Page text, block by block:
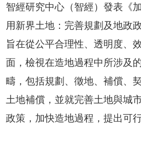
智經研究中心（智經）發表《
用新界土地：完善規劃及地政
旨在從公平合理性、透明度、
面，檢視在造地過程中所涉及
疇，包括規劃、徵地、補償、
土地補償，並就完善土地與城
政策，加快造地過程，提出可行